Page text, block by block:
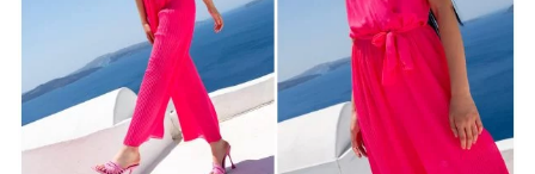
Tania kiecka na weselewcale nie musi odbiegać stylem czy
jakością od droższych sukienek. W
…